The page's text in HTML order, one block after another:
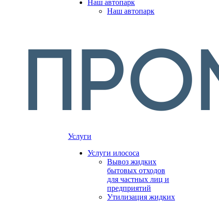
Наш автопарк
Наш автопарк
Услуги
Услуги илососа
Вывоз жидких
бытовых отходов
для частных лиц и
предприятий
Утилизация жидких